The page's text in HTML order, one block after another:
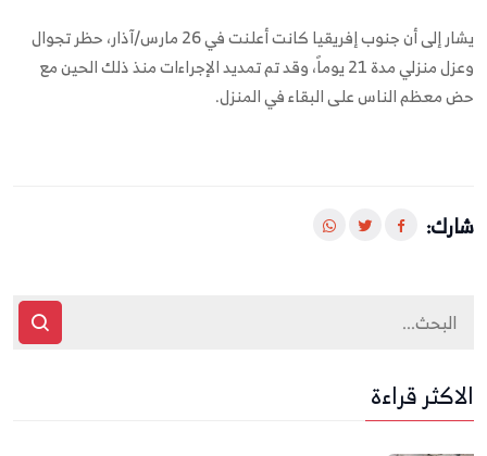
يشار إلى أن جنوب إفريقيا كانت أعلنت في 26 مارس/آذار، حظر تجوال
وعزل منزلي مدة 21 يوماً، وقد تم تمديد الإجراءات منذ ذلك الحين مع
حض معظم الناس على البقاء في المنزل.
شارك:
الاكثر قراءة